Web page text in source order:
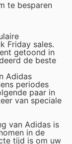
te besparen
Friday sales.
getoond in
de beste
Adidas
periodes
paar in
van speciale
van Adidas is
in de
tijd is om uw